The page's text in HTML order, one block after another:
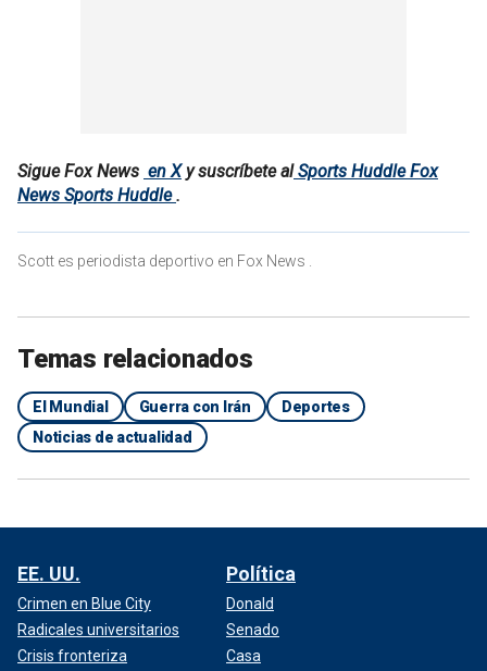
Sigue Fox News en Xy suscríbete alSports Huddle Fox
News Sports Huddle.
Scott es periodista deportivo en Fox News .
Temas relacionados
El Mundial Guerra con Irán
Deportes
Noticias de actualidad
EE. UU.
Crimen en Blue City
Radicales universitarios
Crisis fronteriza
Política
Donald
Senado
Casa